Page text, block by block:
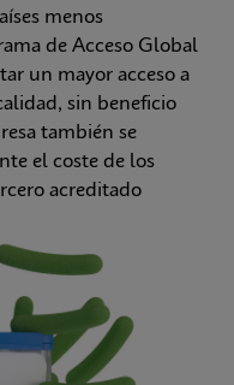
menos
de Acceso Global
un mayor acceso a
sin beneficio
también se
el coste de los
acreditado